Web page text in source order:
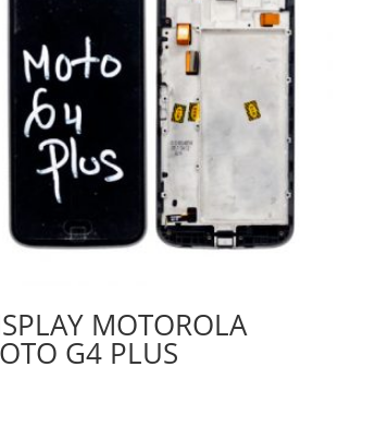
MOTOROLA
G4 PLUS